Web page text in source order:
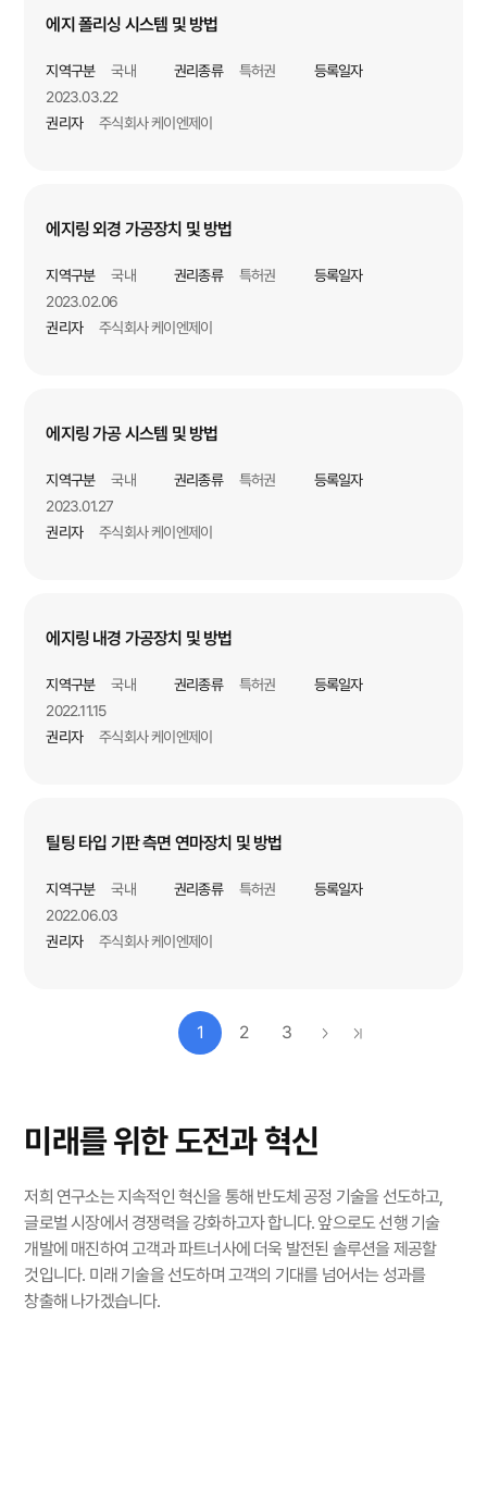
에지 폴리싱 시스템 및 방법
지역구분 국내 권리종류 특허권
등록일자
2023.03.22
권리자
주식회사 케이엔제이
에지링 외경 가공장치 및 방법
지역구분 국내 권리종류 특허권
등록일자
2023.02.06
권리자
주식회사 케이엔제이
에지링 가공 시스템 및 방법
지역구분 국내 권리종류 특허권
등록일자
2023.01.27
권리자
주식회사 케이엔제이
에지링 내경 가공장치 및 방법
지역구분 국내 권리종류 특허권
등록일자
2022.11.15
권리자
주식회사 케이엔제이
틸팅 타입 기판 측면 연마장치 및 방법
지역구분 국내 권리종류 특허권
등록일자
2022.06.03
권리자
주식회사 케이엔제이
1 2 3
미래를 위한 도전과 혁신
저희 연구소는 지속적인 혁신을 통해 반도체 공정 기술을 선도하고,
글로벌 시장에서 경쟁력을 강화하고자 합니다. 앞으로도 선행 기술
개발에 매진하여 고객과 파트너사에 더욱 발전된 솔루션을 제공할
것입니다. 미래 기술을 선도하며 고객의 기대를 넘어서는 성과를
창출해 나가겠습니다.